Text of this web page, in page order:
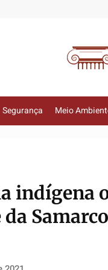
Segurança Meio
indígena